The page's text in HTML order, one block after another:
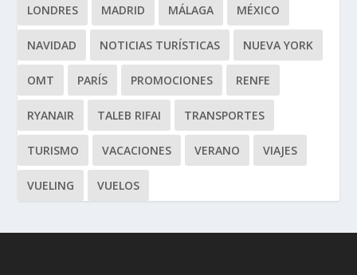
LONDRES MADRID MÁLAGA MÉXICO
NAVIDAD NOTICIAS TURÍSTICAS NUEVA YORK
OMT PARÍS PROMOCIONES RENFE
RYANAIR TALEB RIFAI TRANSPORTES
TURISMO VACACIONES VERANO VIAJES
VUELING VUELOS